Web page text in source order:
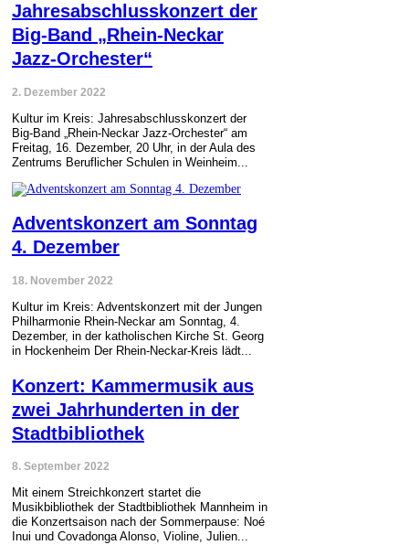
Jahresabschlusskonzert der
Big-Band „Rhein-Neckar
Jazz-Orchester“
2. Dezember 2022
Kultur im Kreis: Jahresabschlusskonzert der
Big-Band „Rhein-Neckar Jazz-Orchester“ am
Freitag, 16. Dezember, 20 Uhr, in der Aula des
Zentrums Beruflicher Schulen in Weinheim...
Adventskonzert am Sonntag
4. Dezember
18. November 2022
Kultur im Kreis: Adventskonzert mit der Jungen
Philharmonie Rhein-Neckar am Sonntag, 4.
Dezember, in der katholischen Kirche St. Georg
in Hockenheim Der Rhein-Neckar-Kreis lädt...
Konzert: Kammermusik aus
zwei Jahrhunderten in der
Stadtbibliothek
8. September 2022
Mit einem Streichkonzert startet die
Musikbibliothek der Stadtbibliothek Mannheim in
die Konzertsaison nach der Sommerpause: Noé
Inui und Covadonga Alonso, Violine, Julien...